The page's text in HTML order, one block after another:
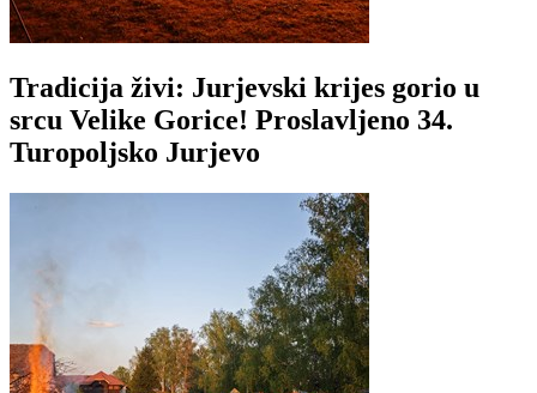
Tradicija živi: Jurjevski krijes gorio u
srcu Velike Gorice! Proslavljeno 34.
Turopoljsko Jurjevo